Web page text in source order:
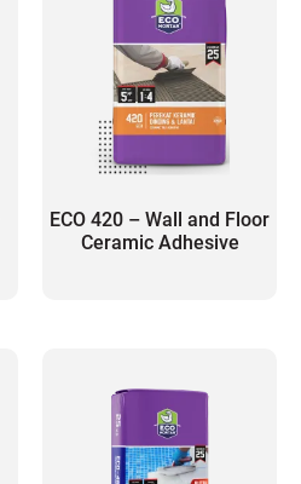
ECO 420 – Wall and Floor
Ceramic Adhesive